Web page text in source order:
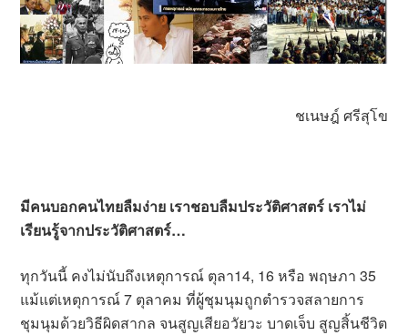
ชเนษฎ์ ศรีสุโข
มีคนบอกคนไทยลืมง่าย เราชอบลืมประวัติศาสตร์ เราไม่
เรียนรู้จากประวัติศาสตร์…
ทุกวันนี้ คงไม่นับถึงเหตุการณ์ ตุลา14, 16หรือ พฤษภา 35
แม้แต่เหตุการณ์7 ตุลาคม ที่ผู้ชุมนุมถูกตำรวจสลายการ
ชุมนุมด้วยวิธีผิดสากล จนสูญเสียอวัยวะ บาดเจ็บ สูญสิ้นชีวิต